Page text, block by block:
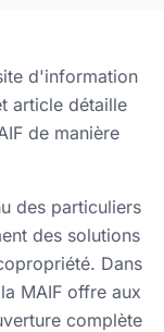
d'information
article détaille
de manière
des particuliers
des solutions
Dans
MAIF offre aux
complète